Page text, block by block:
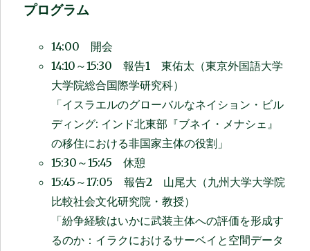
プログラム
14:00 開会
14:10～15:30 報告1 東佑太（東京外国語大学
大学院総合国際学研究科）
「イスラエルのグローバルなネイション・ビル
ディング: インド北東部『ブネイ・メナシェ』
の移住における非国家主体の役割」
15:30～15:45 休憩
15:45～17:05 報告2 山尾大（九州大学大学院
比較社会文化研究院・教授）
「紛争経験はいかに武装主体への評価を形成す
るのか：イラクにおけるサーベイと空間データ